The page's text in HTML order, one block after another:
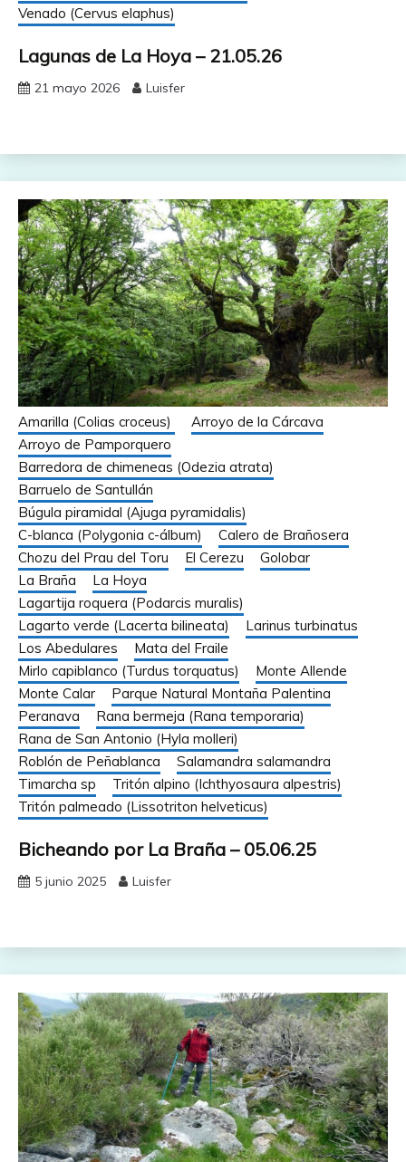
Venado (Cervus elaphus)
Lagunas de La Hoya – 21.05.26
21 mayo 2026 Luisfer
Amarilla (Colias croceus)
Arroyo de la Cárcava
Arroyo de Pamporquero
Barredora de chimeneas (Odezia atrata)
Barruelo de Santullán
Búgula piramidal (Ajuga pyramidalis)
C-blanca (Polygonia c-álbum)
Calero de Brañosera
Chozu del Prau del Toru
El Cerezu
Golobar
La Braña
La Hoya
Lagartija roquera (Podarcis muralis)
Lagarto verde (Lacerta bilineata)
Larinus turbinatus
Los Abedulares
Mata del Fraile
Mirlo capiblanco (Turdus torquatus)
Monte Allende
Monte Calar
Parque Natural Montaña Palentina
Peranava
Rana bermeja (Rana temporaria)
Rana de San Antonio (Hyla molleri)
Roblón de Peñablanca
Salamandra salamandra
Timarcha sp
Tritón alpino (Ichthyosaura alpestris)
Tritón palmeado (Lissotriton helveticus)
Bicheando por La Braña – 05.06.25
5 junio 2025 Luisfer